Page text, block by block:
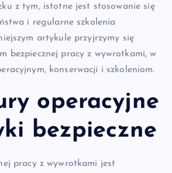
z tym, istotne jest stosowanie się
i regularne szkolenia
artykule przyjrzymy się
bezpiecznej pracy z wywrotkami, w
konserwacji i szkoleniom.
operacyjne
bezpieczne
pracy z wywrotkami jest